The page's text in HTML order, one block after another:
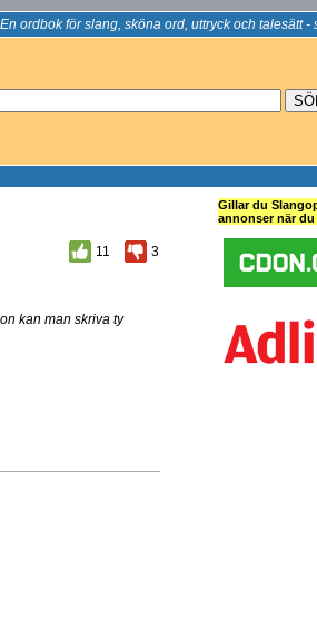
En ordbok för slang, sköna ord, uttryck och talesätt -
11
3
kan man skriva ty
Gillar du
annonser när